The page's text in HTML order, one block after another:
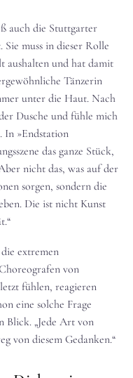
auch die Stuttgarter
muss in dieser Rolle
aushalten und hat damit
Tänzerin
unter die Haut. Nach
Dusche und fühle mich
In »Endstation
das ganze Stück,
nicht das, was auf der
sorgen, sondern die
Die ist nicht Kunst
extremen
von
fühlen, reagieren
eine solche Frage
Blick. „Jede Art von
von diesem Gedanken.“